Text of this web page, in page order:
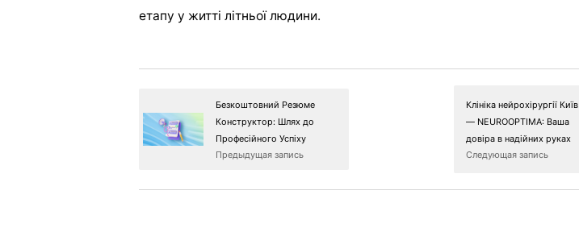
етапу у житті літньої людини.
Безкоштовний Резюме
Конструктор: Шлях до
Професійного Успіху
Предыдущая запись
Клініка нейрохірургії Київ
— NEUROOPTIMA: Ваша
довіра в надійних руках
Следующая запись